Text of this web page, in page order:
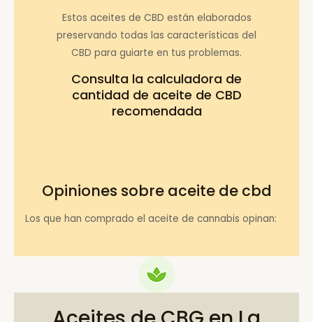
Estos aceites de CBD están elaborados
preservando todas las características del
CBD para guiarte en tus problemas.
Consulta la calculadora de
cantidad de aceite de CBD
recomendada
Opiniones sobre aceite de cbd
Los que han comprado el aceite de cannabis opinan: